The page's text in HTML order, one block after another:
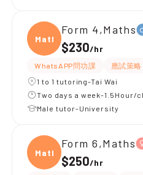
Maths
Form 4,Maths
$230/hr
WhatsAPP問功課 應試策略
1 to 1 tutoring-Tai Wai
Two days a week-1.5Hour/
Male tutor-University
Maths
Form 6,Maths
$250/hr